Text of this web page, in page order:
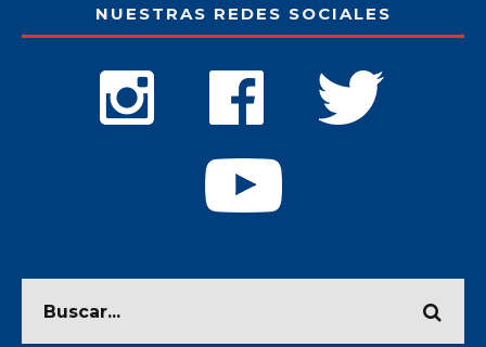
NUESTRAS REDES SOCIALES